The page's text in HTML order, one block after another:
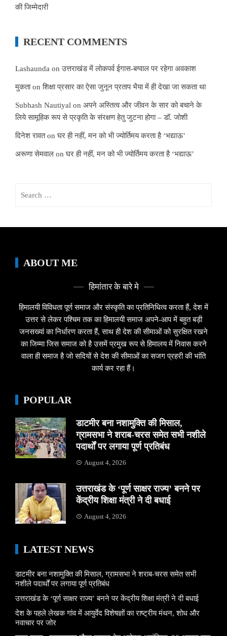
की जिम्मेदारी
RECENT COMMENTS
Lashaunda onउत्तराखंड में लोकपर्व ईगास-बग्वाल पर रहेगा अवकाश
मुकताonशिक्षा प्रसार का ऐसा जुनून प्रताप भैया में ही देखा जा सकता था
Subhash Nautiyal on अपने अस्तित्व और जीवन के सार को बचाने के
लिये सामूहिक रूप से प्रकृति के संरक्षण हेतु जुटना होगा – डॉ. जोशी
दिनेश रावतonघर ही नहीं, मन को भी ज्योर्तिमय करता है ‘भद्याऊ’
अरूणा सेमवाल onघर ही नहीं, मन को भी ज्योर्तिमय करता है ‘भद्याऊ’
ABOUT ME
हिमांतार के बारे मे
हिमालयी विविधता पूर्ण समाज और संस्कृति का प्रतिनिधित्व करता हैं, देश में
उत्तर से लेकर पश्चिम तक का हिमालयी समाज अपने-आप में बहुत बड़ी
जनसख्यां का निर्धारण करता हैं, साथ ही देश की सीमाओं को सुरक्षित रखने
का जिम्मा जिस समाज को है उसमें प्रमुख रूप से हिमालय में निवास करने
वाला ही समाज है जो सदियों से देश की सीमाओं का सजग प्रहरी की भांति
कार्य कर रहा हैं।
POPULAR
डाटमीर बना नशामुक्ति की मिसाल,
ग्रामसभा ने शराब-चरस समेत सभी नशीले
पदार्थों पर लगाया पूर्ण प्रतिबंध
August 4, 2026
उत्तराखंड के ‘पूर्ण साक्षर राज्य’ बनने पर
केंद्रीय शिक्षा मंत्री ने दी बधाई
August 4, 2026
LATEST NEWS
डाटमीर बना नशामुक्ति की मिसाल, ग्रामसभा ने शराब-चरस समेत सभी
नशीले पदार्थों पर लगाया पूर्ण प्रतिबंध
उत्तराखंड के ‘पूर्ण साक्षर राज्य’ बनने पर केंद्रीय शिक्षा मंत्री ने दी बधाई
देश के पहले लेखक गांव में आयुर्वेद विशेषज्ञों का राष्ट्रीय मंथन, शोध और
नवाचार पर जोर